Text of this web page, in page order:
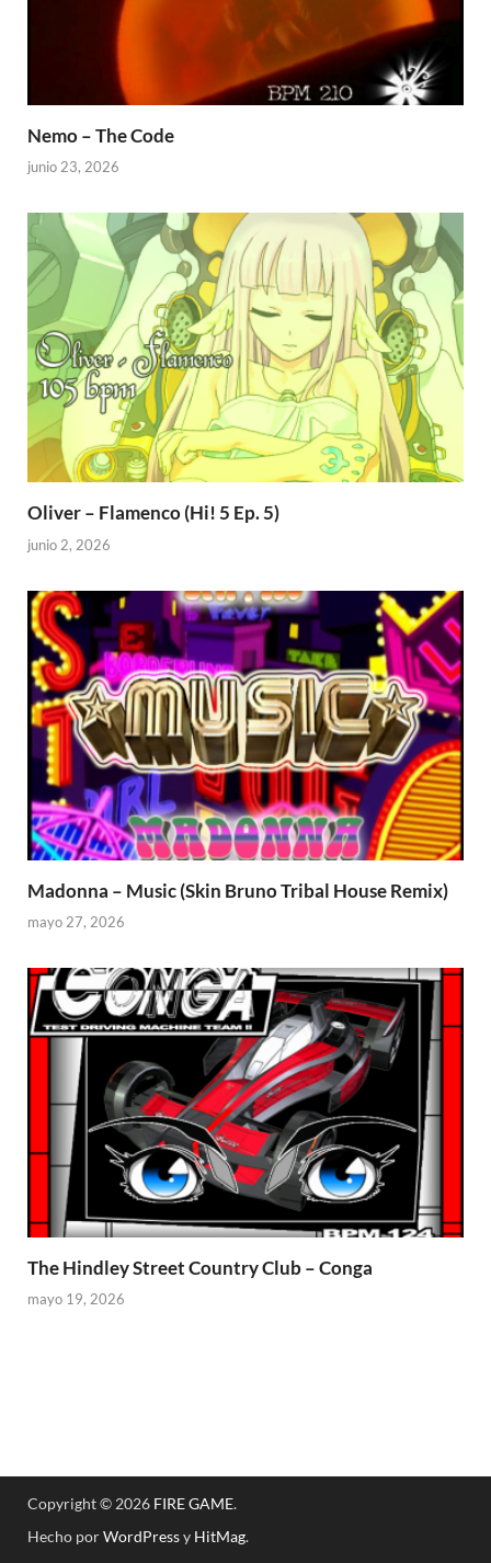
Nemo – The Code
junio 23, 2026
Oliver – Flamenco (Hi! 5 Ep. 5)
junio 2, 2026
Madonna – Music (Skin Bruno Tribal House Remix)
mayo 27, 2026
The Hindley Street Country Club – Conga
mayo 19, 2026
Copyright © 2026 FIRE GAME.
Hecho porWordPressy HitMag.